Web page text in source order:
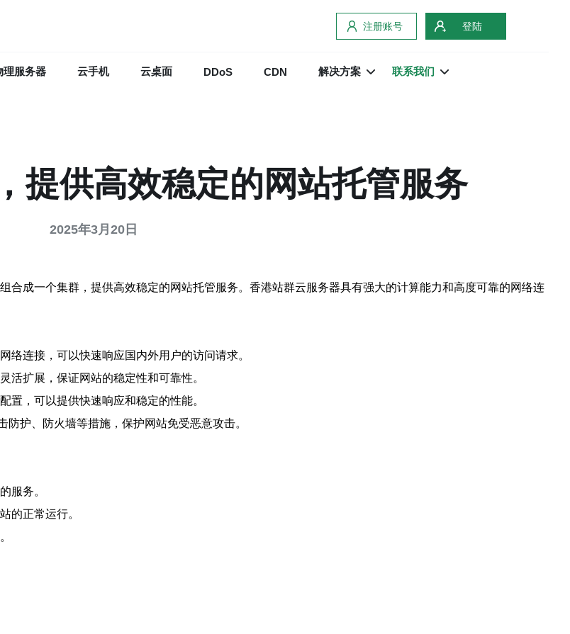
注册账号 登陆
理服务器 云手机 云桌面 DDoS CDN 解决方案 联系我们
提供高效稳定的网站托管服务
2025年3月20日
合成一个集群，提供高效稳定的网站托管服务。香港站群云服务器具有强大的计算能力和高度可靠的网络连
络连接，可以快速响应国内外用户的访问请求。
活扩展，保证网站的稳定性和可靠性。
置，可以提供快速响应和稳定的性能。
护、防火墙等措施，保护网站免受恶意攻击。
服务。
的正常运行。